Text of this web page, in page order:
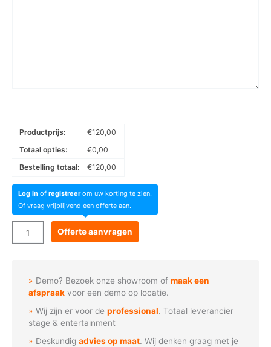
Productprijs: €120,00
Totaal opties:
€0,00
Bestelling totaal:
€120,00
Log in of registreerom uw korting te zien.
Of vraag vrijblijvend een offerte aan.
Goboservice
-
Required
Offerte aanvragen
Demo? Bezoek onze showroom ofmaak een
afspraak voor een demo op locatie.
Wij zijn er voor deprofessional. Totaal leverancier
stage & entertainment
Deskundigadvies op maat. Wij denken graag met je